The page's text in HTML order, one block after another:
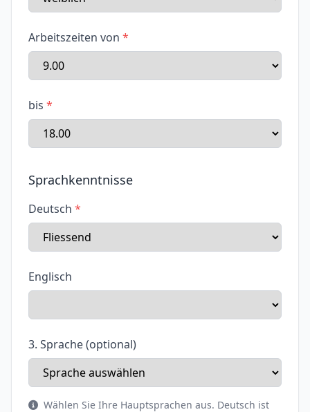
Arbeitszeiten von
bis
Sprachkenntnisse
Deutsch
Englisch
3. Sprache (optional)
Wählen Sie Ihre Hauptsprachen aus. Deutsch ist